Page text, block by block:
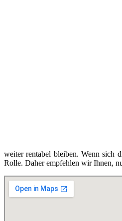
weiter rentabel bleiben. Wenn sich
Rolle. Daher empfehlen wir Ihnen,